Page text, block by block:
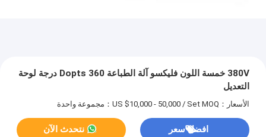
380V خمسة اللون فليكسو آلة الطباعة Dopts 360 درجة لوحة
التعديل
الأسعار：US $10,000 - 50,000 / Set MOQ：مجموعة واحدة
افضل سعر نتحدث الآن